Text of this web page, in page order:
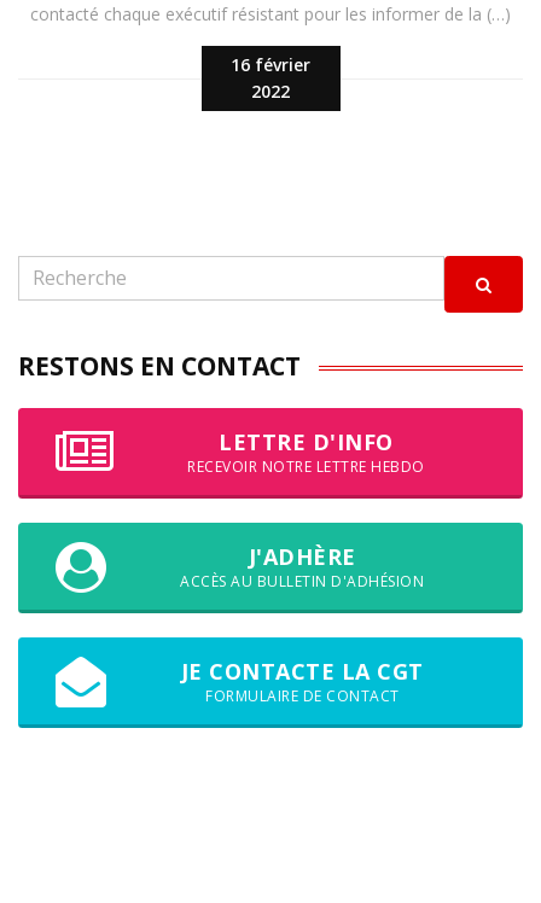
16 février
2022
contacté chaque exécutif résistant pour les informer de la (…)
RESTONS EN CONTACT
LETTRE D'INFO
RECEVOIR NOTRE LETTRE HEBDO
J'ADHÈRE
ACCÈS AU BULLETIN D'ADHÉSION
JE CONTACTE LA CGT
FORMULAIRE DE CONTACT